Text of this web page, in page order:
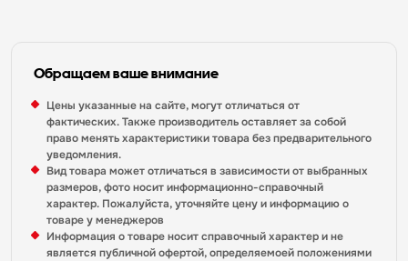
Обращаем ваше внимание
Цены указанные на сайте, могут отличаться от
фактических. Также производитель оставляет за собой
право менять характеристики товара без предварительного
уведомления.
Вид товара может отличаться в зависимости от выбранных
размеров, фото носит информационно-справочный
характер. Пожалуйста, уточняйте цену и информацию о
товаре у менеджеров
Информация о товаре носит справочный характер и не
является публичной офертой, определяемоей положениями